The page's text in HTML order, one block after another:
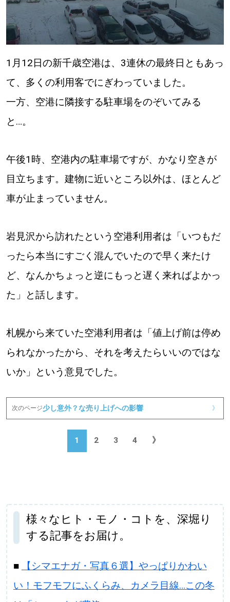
プライバシーポリシー
1月12日の新千歳空港は、3連休の最終日ともあっ
て、多くの利用客でにぎわっていました。
一方、空港に隣接する駐車場をのぞいてみる
と…。
午後1時、空港内の駐車場ですが、かなり空きが
目立ちます。建物に近いところ以外は、ほとんど
車が止まっていません。
岩見沢から訪れたという空港利用者は「いつもだ
ったら本当にすごく混んでいたので早く来たけ
ど、なんかちょっと逆にもっと遅く来ればよかっ
た」と話します。
札幌から来ていた空港利用者は「値上げ前は停め
られなかったから、それを考えたらいいのではな
いか」という意見でした。
次のページ少し意外？な売り上げへの影響 》
1 2 3 4 》
様々なヒト・モノ・コトを、深堀り
する記事をお届け。
■
【シマエナガ・写真６選】やっぱりかわい
い！モフモフにふくらみ、カメラ目線…この冬